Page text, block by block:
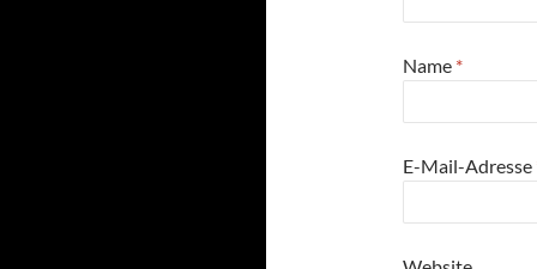
Name *
E-Mail-Adresse